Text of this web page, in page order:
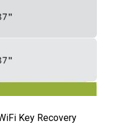
Key Recovery